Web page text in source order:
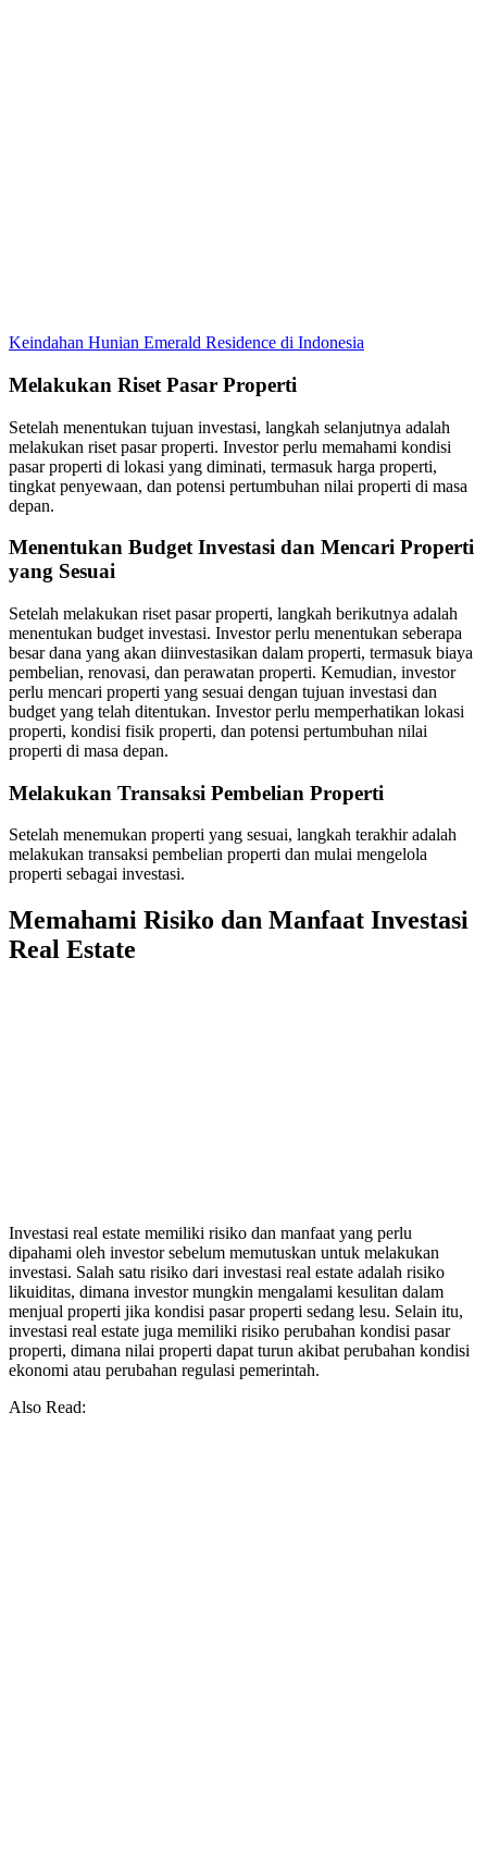
Keindahan Hunian Emerald Residence di Indonesia
Melakukan Riset Pasar Properti
Setelah menentukan tujuan investasi, langkah selanjutnya adalah
melakukan riset pasar properti. Investor perlu memahami kondisi
pasar properti di lokasi yang diminati, termasuk harga properti,
tingkat penyewaan, dan potensi pertumbuhan nilai properti di masa
depan.
Menentukan Budget Investasi dan Mencari Properti
yang Sesuai
Setelah melakukan riset pasar properti, langkah berikutnya adalah
menentukan budget investasi. Investor perlu menentukan seberapa
besar dana yang akan diinvestasikan dalam properti, termasuk biaya
pembelian, renovasi, dan perawatan properti. Kemudian, investor
perlu mencari properti yang sesuai dengan tujuan investasi dan
budget yang telah ditentukan. Investor perlu memperhatikan lokasi
properti, kondisi fisik properti, dan potensi pertumbuhan nilai
properti di masa depan.
Melakukan Transaksi Pembelian Properti
Setelah menemukan properti yang sesuai, langkah terakhir adalah
melakukan transaksi pembelian properti dan mulai mengelola
properti sebagai investasi.
Memahami Risiko dan Manfaat Investasi
Real Estate
Investasi real estate memiliki risiko dan manfaat yang perlu
dipahami oleh investor sebelum memutuskan untuk melakukan
investasi. Salah satu risiko dari investasi real estate adalah risiko
likuiditas, dimana investor mungkin mengalami kesulitan dalam
menjual properti jika kondisi pasar properti sedang lesu. Selain itu,
investasi real estate juga memiliki risiko perubahan kondisi pasar
properti, dimana nilai properti dapat turun akibat perubahan kondisi
ekonomi atau perubahan regulasi pemerintah.
Also Read: